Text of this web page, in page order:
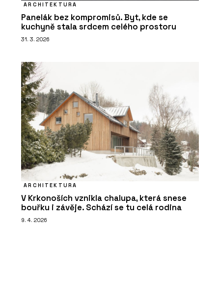
ARCHITEKTURA
Panelák bez kompromisů. Byt, kde se
kuchyně stala srdcem celého prostoru
31. 3. 2026
ARCHITEKTURA
V Krkonoších vznikla chalupa, která snese
bouřku i závěje. Schází se tu celá rodina
9. 4. 2026